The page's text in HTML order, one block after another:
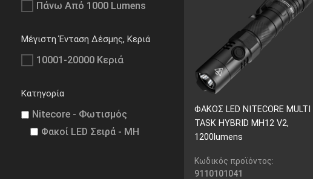
ΦΑΚΟΣ LED NITECORE MULTI
TASK HYBRID MH12 V2,
1200lumens
Κωδικός προϊόντος:
9110101041
Πάνω Από 1000 Lumens
Μέγιστη Ένταση Δέσμης, Κεριά
10001-20000 Κεριά
Κατηγορία
Nitecore - Φωτισμός
Φακοί LED Σειρά - MH